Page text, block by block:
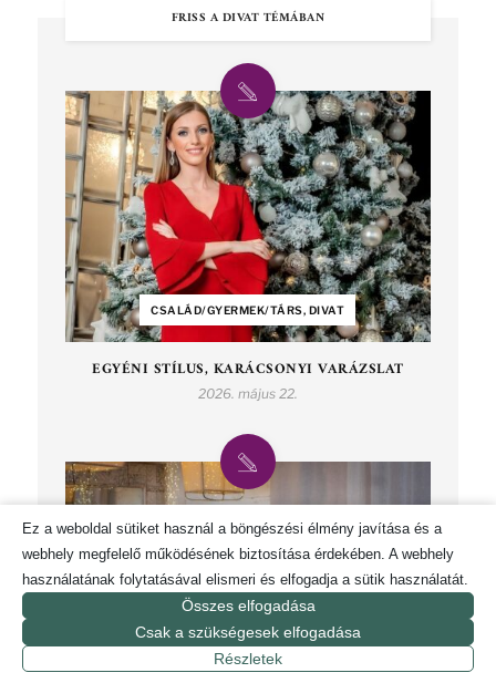
FRISS A DIVAT TÉMÁBAN
CSALÁD/GYERMEK/TÁRS, DIVAT
EGYÉNI STÍLUS, KARÁCSONYI VARÁZSLAT
2026. május 22.
DIVAT, TÁRSADALOM
Ez a weboldal sütiket használ a böngészési élmény javítása és a
webhely megfelelő működésének biztosítása érdekében. A webhely
használatának folytatásával elismeri és elfogadja a sütik használatát.
Összes elfogadása
Csak a szükségesek elfogadása
Részletek